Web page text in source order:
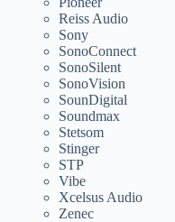
Reiss Audio
Sony
SonoConnect
SonoSilent
SonoVision
SounDigital
Soundmax
Stetsom
Stinger
STP
Vibe
Xcelsus Audio
Zenec